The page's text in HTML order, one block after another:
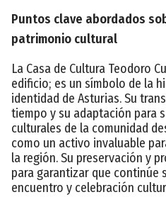
Puntos clave abordados
patrimonio cultural
La Casa de Cultura Teodoro
edificio; es un símbolo de la
identidad de Asturias. Su
tiempo y su adaptación para
culturales de la comunidad
como un activo invaluable
la región. Su preservación y
para garantizar que continúe
encuentro y celebración